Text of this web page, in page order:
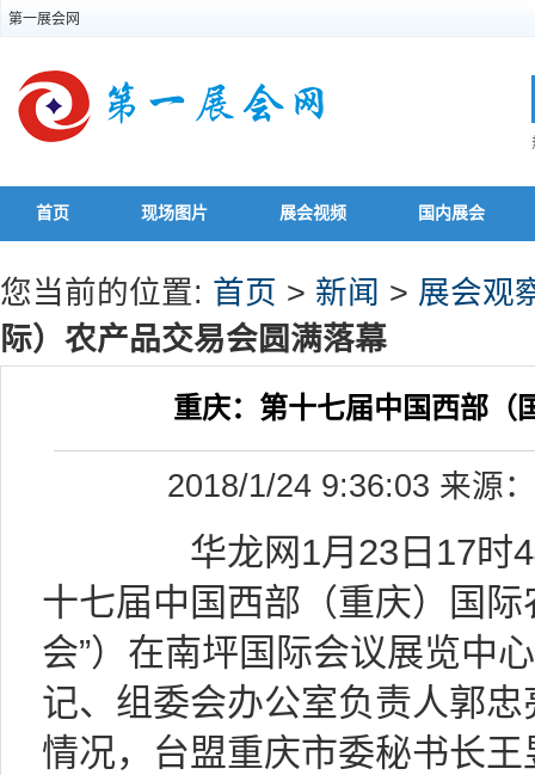
第一展会网
首页 现场图片 展会视频 国内展会
您当前的位置: 首页 > 新闻 > 展会观
际）农产品交易会圆满落幕
重庆：第十七届中国西部（
2018/1/24 9:36:03 来源
华龙网1月23日17时44
十七届中国西部（重庆）国
会”）在南坪国际会议展览中
记、组委会办公室负责人郭
情况，台盟重庆市委秘书长